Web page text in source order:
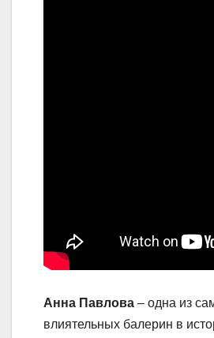
Анна Павлова – одна из
влиятельных балерин в